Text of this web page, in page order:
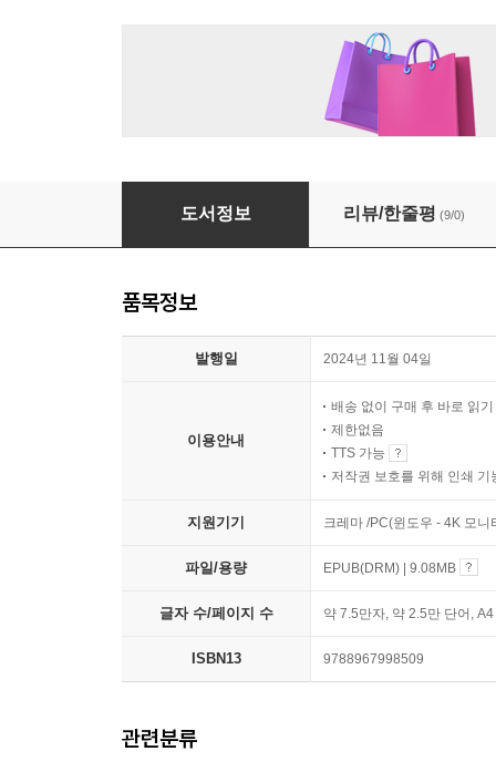
최애가 되고 싶어
도서정보 리뷰/한줄평 (9/0)
품목정보
발행일 2024년 11월 04일
이용안내
배송 없이 구매 후 바로 읽기
제한없음
TTS 가능
저작권 보호를 위해 인쇄 기
지원기기 크레마 /PC(윈도우 - 4K 모
파일/용량 EPUB(DRM) | 9.08MB
글자 수/페이지 수 약 7.5만자, 약 2.5만 단어,
ISBN13 9788967998509
관련분류